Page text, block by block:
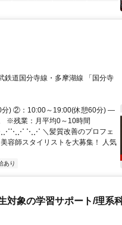
分) ②：10:00～19:00(休憩60分) ―
※残業：月平均0～10時間
⋱⋰ ＼髪質改善のプロフェ
容師スタイリストを大募集！ 人気
あり
対象の学習サポート/理系